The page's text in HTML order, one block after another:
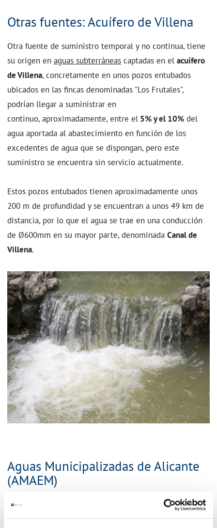
Otras fuentes: Acuífero de Villena
Otra fuente de suministro temporal y no continua, tiene
su origen en aguas subterráneas captadas en el acuífero
de Villena, concretamente en unos pozos entubados
ubicados en las fincas denominadas "Los Frutales",
podrían llegar a suministrar en
continuo, aproximadamente, entre el 5% y el 10% del
agua aportada al abastecimiento en función de los
excedentes de agua que se dispongan, pero este
suministro se encuentra sin servicio actualmente.
Estos pozos entubados tienen aproximadamente unos
200 m de profundidad y se encuentran a unos 49 km de
distancia, por lo que el agua se trae en una conducción
de Ø600mm en su mayor parte, denominada Canal de
Villena.
Aguas Municipalizadas de Alicante
(AMAEM)
Existe otro pequeño aporte de agua (no llega al 1%), por
el que a través de la empresa de Aguas Municipalizadas